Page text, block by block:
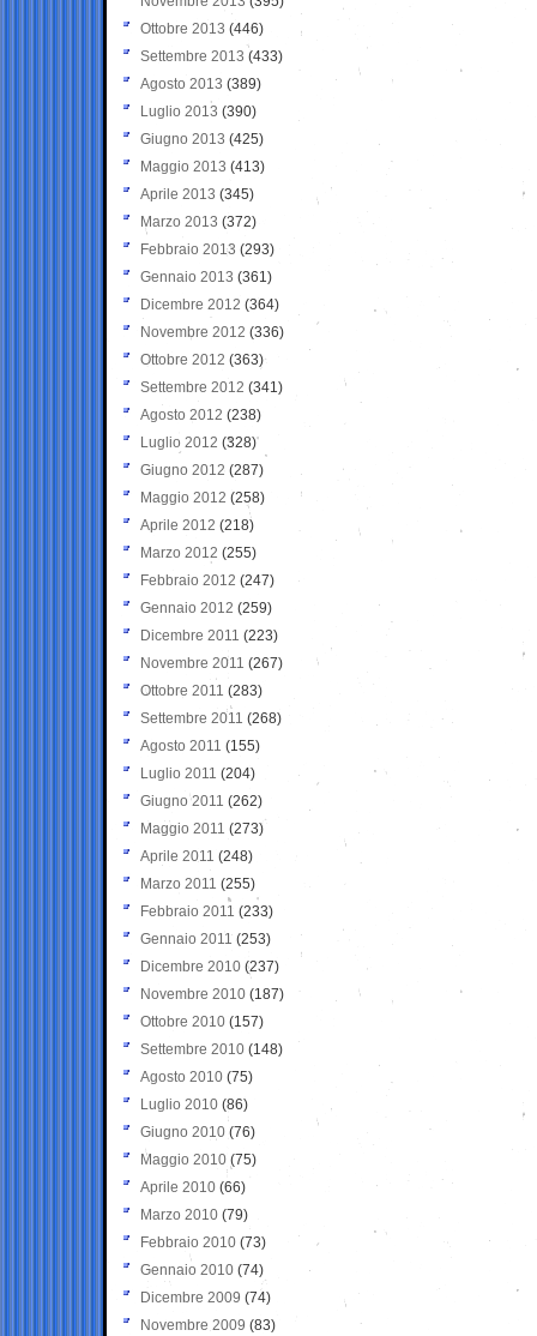
Ottobre 2013 (446)
Settembre 2013 (433)
Agosto 2013 (389)
Luglio 2013 (390)
Giugno 2013 (425)
Maggio 2013 (413)
Aprile 2013 (345)
Marzo 2013 (372)
Febbraio 2013 (293)
Gennaio 2013 (361)
Dicembre 2012 (364)
Novembre 2012 (336)
Ottobre 2012 (363)
Settembre 2012 (341)
Agosto 2012 (238)
Luglio 2012 (328)
Giugno 2012 (287)
Maggio 2012 (258)
Aprile 2012 (218)
Marzo 2012 (255)
Febbraio 2012 (247)
Gennaio 2012 (259)
Dicembre 2011 (223)
Novembre 2011 (267)
Ottobre 2011 (283)
Settembre 2011 (268)
Agosto 2011 (155)
Luglio 2011 (204)
Giugno 2011 (262)
Maggio 2011 (273)
Aprile 2011 (248)
Marzo 2011 (255)
Febbraio 2011 (233)
Gennaio 2011 (253)
Dicembre 2010 (237)
Novembre 2010 (187)
Ottobre 2010 (157)
Settembre 2010 (148)
Agosto 2010 (75)
Luglio 2010 (86)
Giugno 2010 (76)
Maggio 2010 (75)
Aprile 2010 (66)
Marzo 2010 (79)
Febbraio 2010 (73)
Gennaio 2010 (74)
Dicembre 2009 (74)
Novembre 2009 (83)